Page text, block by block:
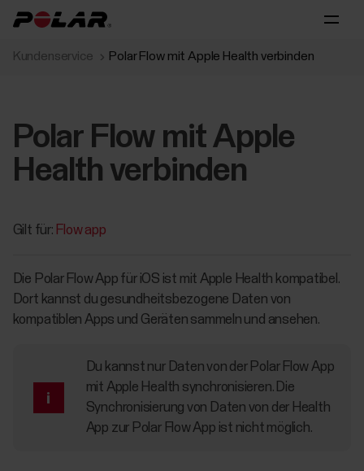
Kundenservice Polar Flow mit Apple Health verbinden
Polar Flow mit Apple
Health verbinden
Gilt für: Flow app
Die Polar Flow App für iOS ist mit Apple Health kompatibel.
Dort kannst du gesundheitsbezogene Daten von
kompatiblen Apps und Geräten sammeln und ansehen.
Du kannst nur Daten von der Polar Flow App
mit Apple Health synchronisieren. Die
Synchronisierung von Daten von der Health
App zur Polar Flow App ist nicht möglich.